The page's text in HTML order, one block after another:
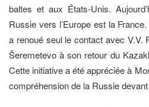
baltes et aux États-Unis.
Russie vers l’Europe est la
a renoué seul le contact avec V.V.
Šeremetevo à son retour du
Cette initiative a été appréciée à
compréhension de la Russie